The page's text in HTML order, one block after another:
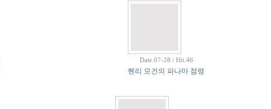
Date.07-28 / Hit.46
헨리 모건의 파나마 점령